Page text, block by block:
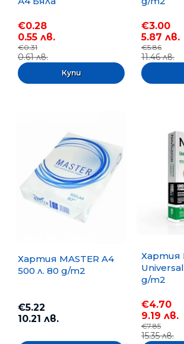
€0.28
0.55 лв.
€0.31
0.61 лв.
€3.00
5.87 лв.
€5.86
11.46 лв.
Хартия MASTER A4
500 л. 80 g/m2
€5.22
10.21 лв.
Хартия
g/m2
€4.70
9.19 лв.
€7.85
15.35 лв.